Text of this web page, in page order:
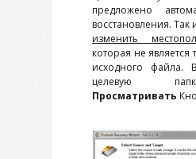
предложено
восстановления. Так
изменить
которая не является
исходного файла.
целевую
Просматривать